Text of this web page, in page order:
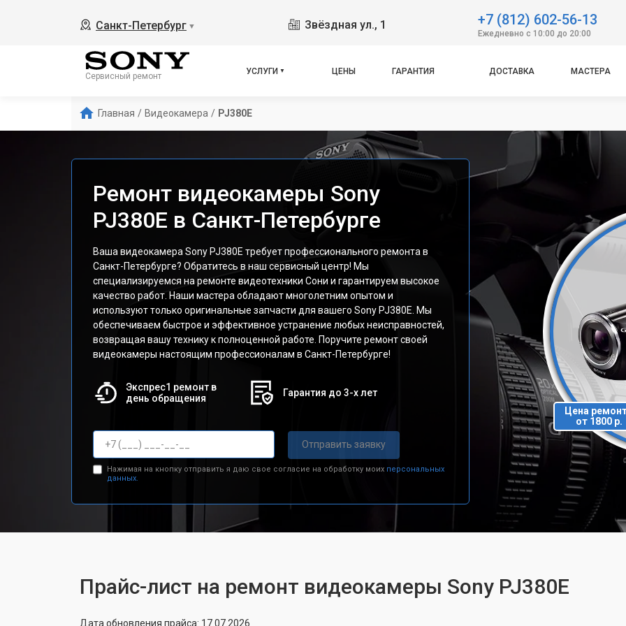
Санкт-Петербург ▼ Звёздная ул., 1 +7 (812) 602-56-13
Ежедневно с 10:00 до 20:00
Сервисный ремонт
УСЛУГИ ЦЕНЫ ГАРАНТИЯ ДОСТАВКА МАСТЕРА
Главная / Видеокамера / PJ380E
Ремонт видеокамеры Sony
PJ380E в Санкт-Петербурге
Ваша видеокамера Sony PJ380E требует профессионального ремонта в
Санкт-Петербурге? Обратитесь в наш сервисный центр! Мы
специализируемся на ремонте видеотехники Сони и гарантируем высокое
качество работ. Наши мастера обладают многолетним опытом и
используют только оригинальные запчасти для вашего Sony PJ380E. Мы
обеспечиваем быстрое и эффективное устранение любых неисправностей,
возвращая вашу технику к полноценной работе. Поручите ремонт своей
видеокамеры настоящим профессионалам в Санкт-Петербурге!
Экспрес1 ремонт в
день обращения
Гарантия до 3-х лет
Отправить заявку
Нажимая на кнопку отправить я даю свое согласие на обработку моих персональных
данных.
Цена
от 1800 р.
Прайс-лист на ремонт видеокамеры Sony PJ380E
Дата обновления прайса: 17.07.2026